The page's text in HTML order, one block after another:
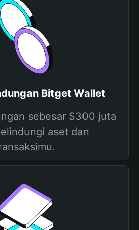
Bitget Wallet
sebesar $300 juta
aset dan